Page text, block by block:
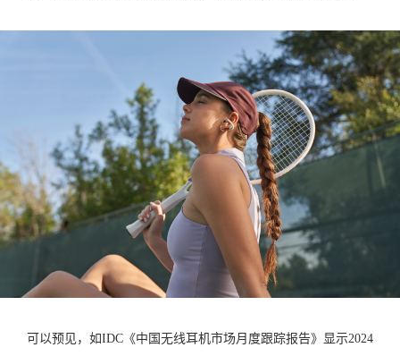
可以预见，如IDC《中国无线耳机市场月度跟踪报告》显示2024